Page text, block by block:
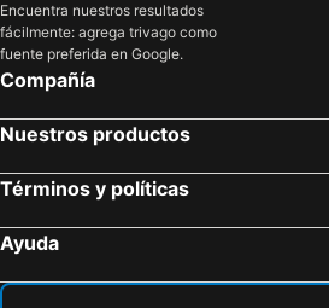
Encuentra nuestros resultados
fácilmente: agrega trivago como
fuente preferida en Google.
Compañía
Nuestros productos
Términos y políticas
Ayuda